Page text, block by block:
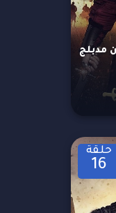
مدبلج
حلقة
16